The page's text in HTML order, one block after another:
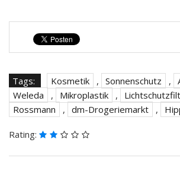
Tags: Kosmetik , Sonnenschutz ,
Weleda
, Mikroplastik ,
Rossmann
, dm-Drogeriemarkt ,
Rating: